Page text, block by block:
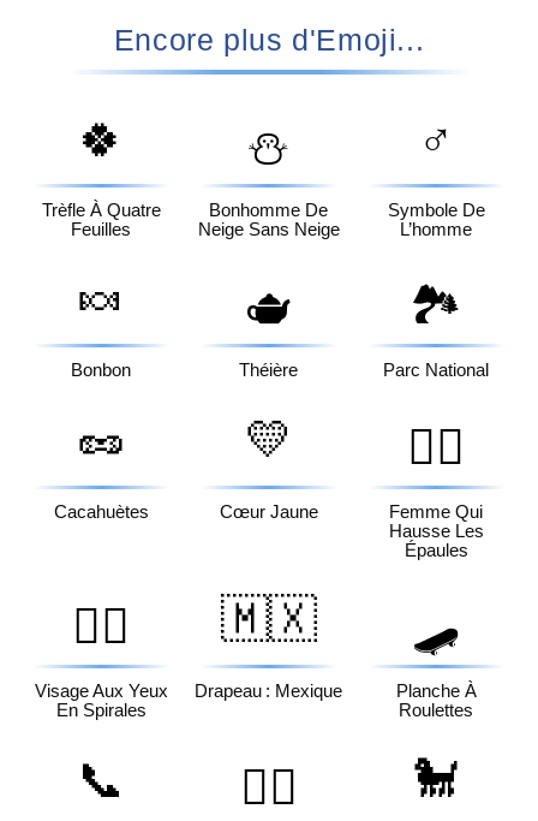
Encore plus d'Emoji...
🍀
Trèfle À Quatre
Feuilles
⛄
Bonhomme De
Neige Sans Neige
♂️
Symbole De
L’homme
🍬
Bonbon
🫖
Théière
🏞️
Parc National
🥜
Cacahuètes
💛
Cœur Jaune
🤷‍♀️
Femme Qui
Hausse Les
Épaules
😵‍💫
Visage Aux Yeux
En Spirales
🇲🇽
Drapeau : Mexique
🛹
Planche À
Roulettes
📞 👩‍⚕️ 🐩